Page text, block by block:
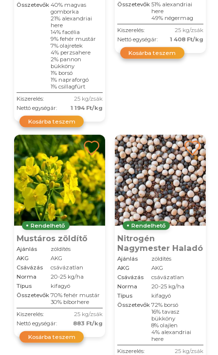
Összetevők 40% magvas
gomborka
21% alexandriai
here
14% facélia
9% fehér mustár
7% olajretek
4% perzsahere
2% pannon
bükköny
1% borsó
1% napraforgó
1% csillagfürt
Kiszerelés:
25 kg/zsák
Nettó egységár:
1 194 Ft/kg
Kosárba teszem
Összetevők 51% alexandriai
here
49% négermag
Kiszerelés:
25 kg/zsák
Nettó egységár:
1 408 Ft/kg
Kosárba teszem
Rendelhető
Mustáros zöldítő
Ajánlás
zöldítés
AKG
AKG
Csávázás
csávázatlan
Norma
20-25 kg/ha
Típus
kifagyó
Összetevők 70% fehér mustár
30% bíborhere
Kiszerelés:
25 kg/zsák
Nettó egységár:
883 Ft/kg
Kosárba teszem
Rendelhető
Nitrogén
Nagymester Haladó
Ajánlás
zöldítés
AKG
AKG
Csávázás
csávázatlan
Norma
20-25 kg/ha
Típus
kifagyó
Összetevők 72% borsó
16% tavasz
bükköny
8% olajlen
4% alexandriai
here
Kiszerelés:
25 kg/zsák